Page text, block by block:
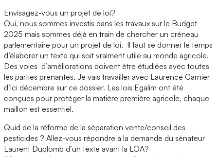
Envisagez-vous un projet de loi?
Oui, nous sommes investis dans les travaux sur le Budget
2025 mais sommes déjà en train de chercher un créneau
parlementaire pour un projet de loi. Il faut se donner le temps
d’élaborer un texte qui soit vraiment utile au monde agricole.
Des voies d’améliorations doivent être étudiées avec toutes
les parties prenantes. Je vais travailler avec Laurence Garnier
d’ici décembre sur ce dossier. Les lois Egalim ont été
conçues pour protéger la matière première agricole, chaque
maillon est essentiel.
Quid de la réforme de la séparation vente/conseil des
pesticides ? Allez-vous répondre à la demande du sénateur
Laurent Duplomb d’un texte avant la LOA?